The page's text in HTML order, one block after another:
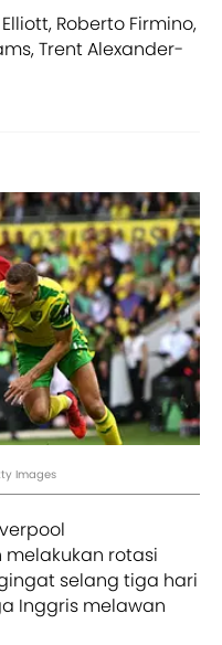
Roberto Firmino,
Trent Alexander-
Images
rotasi
selang tiga hari
Inggris melawan